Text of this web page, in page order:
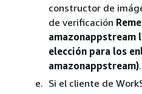
constructor de
de verificación
amazonappstream
elección para los
amazonappstream).
Si el cliente de